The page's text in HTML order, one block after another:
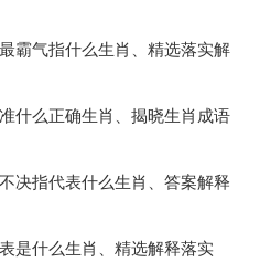
霸气指什么生肖、精选落实解
什么正确生肖、揭晓生肖成语
决指代表什么生肖、答案解释
是什么生肖、精选解释落实